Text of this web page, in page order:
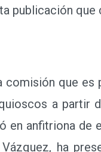
publicación que
que es
a partir
anfitriona de
ha